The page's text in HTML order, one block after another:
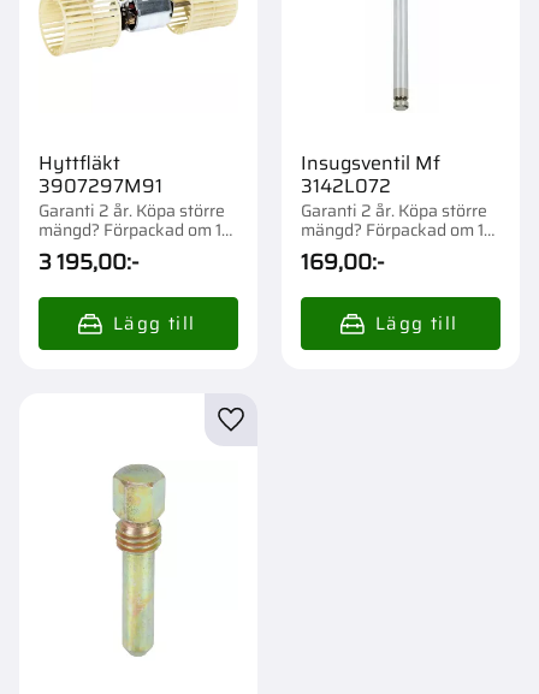
Hyttfläkt
3907297M91
Garanti 2 år. Köpa större
mängd? Förpackad om 1
st.
3 195,00:-
Insugsventil Mf
3142L072
Garanti 2 år. Köpa större
mängd? Förpackad om 1
st.
169,00:-
Lägg till i favoriter